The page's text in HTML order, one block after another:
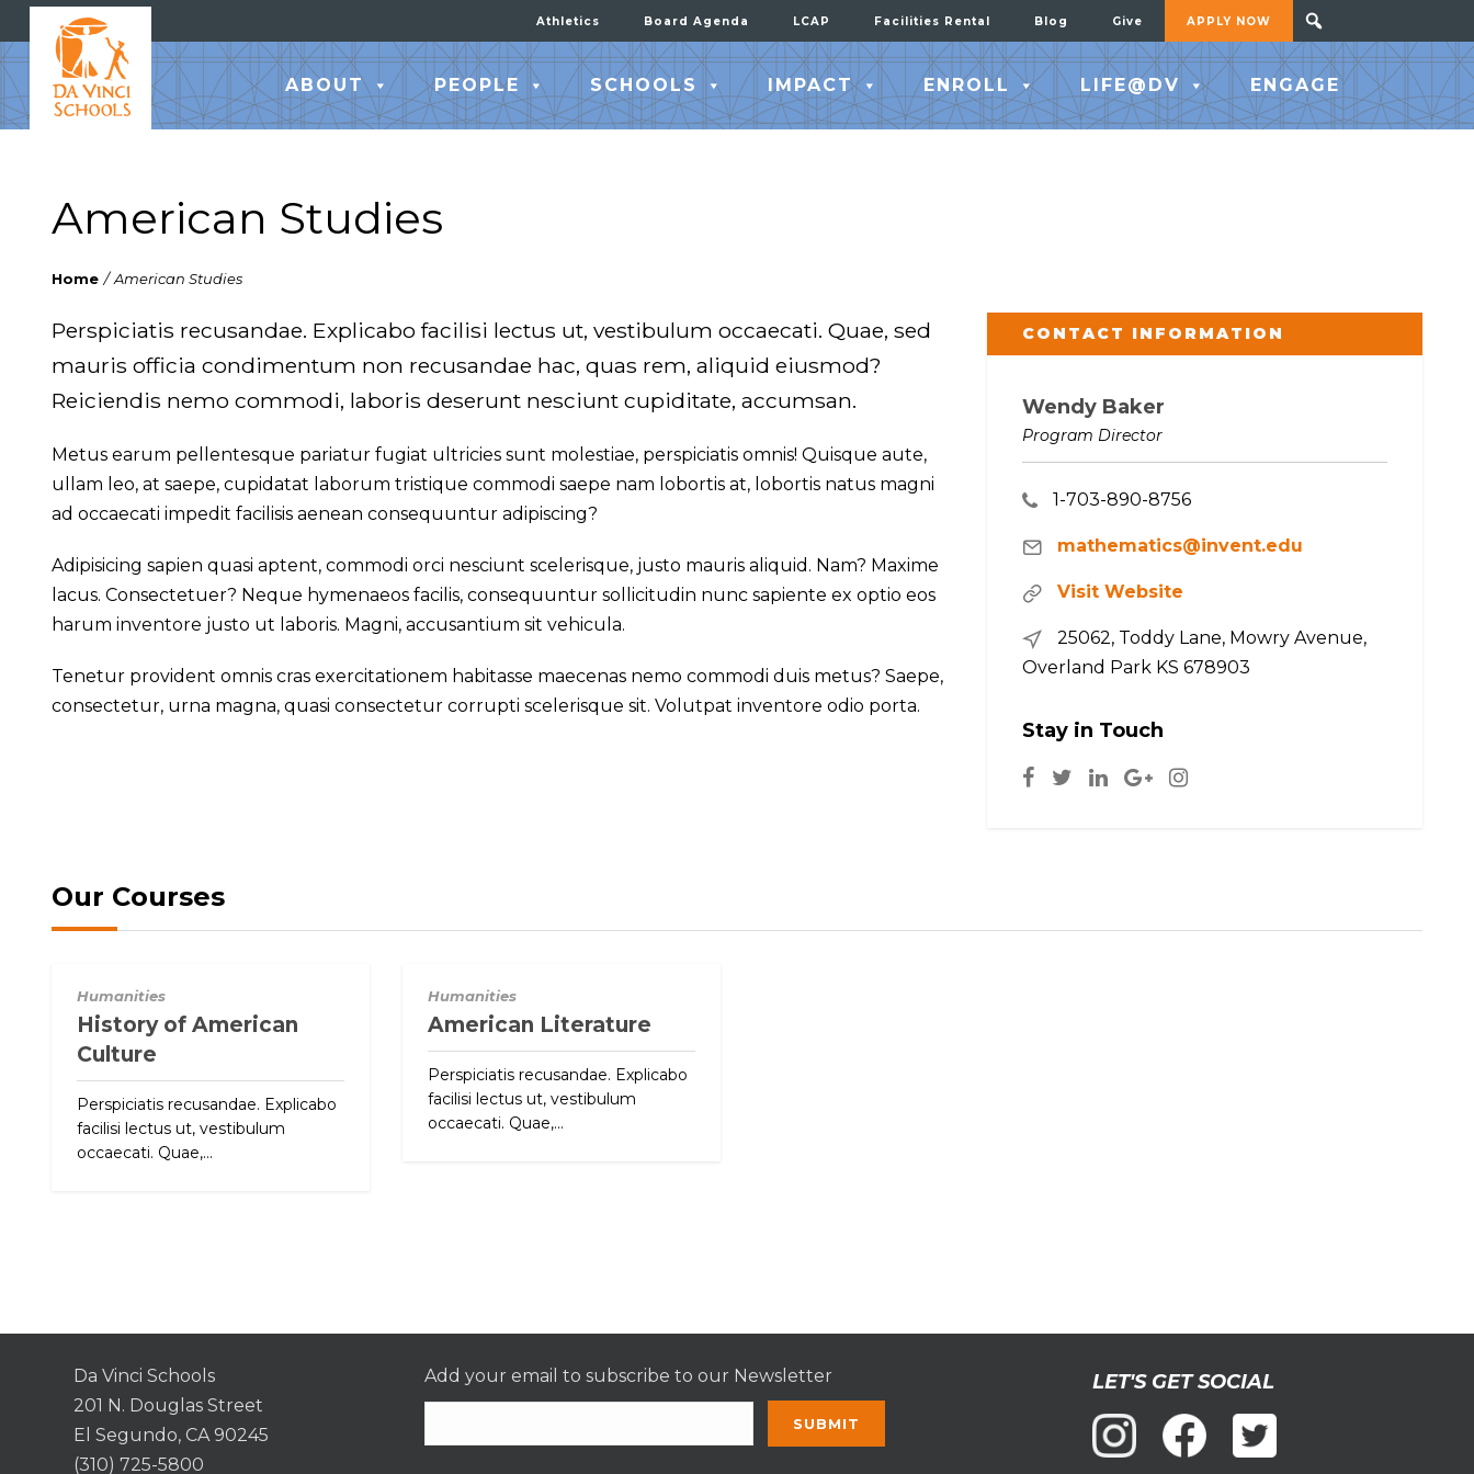
Athletics Board Agenda LCAP Facilities Rental Blog Give APPLY NOW
ABOUT PEOPLE SCHOOLS IMPACT ENROLL LIFE@DV ENGAGE
American Studies
Home /American Studies
Perspiciatis recusandae. Explicabo facilisi lectus ut, vestibulum occaecati. Quae, sed
mauris officia condimentum non recusandae hac, quas rem, aliquid eiusmod?
Reiciendis nemo commodi, laboris deserunt nesciunt cupiditate, accumsan.
Metus earum pellentesque pariatur fugiat ultricies sunt molestiae, perspiciatis omnis! Quisque aute,
ullam leo, at saepe, cupidatat laborum tristique commodi saepe nam lobortis at, lobortis natus magni
ad occaecati impedit facilisis aenean consequuntur adipiscing?
Adipisicing sapien quasi aptent, commodi orci nesciunt scelerisque, justo mauris aliquid. Nam? Maxime
lacus. Consectetuer? Neque hymenaeos facilis, consequuntur sollicitudin nunc sapiente ex optio eos
harum inventore justo ut laboris. Magni, accusantium sit vehicula.
Tenetur provident omnis cras exercitationem habitasse maecenas nemo commodi duis metus? Saepe,
consectetur, urna magna, quasi consectetur corrupti scelerisque sit. Volutpat inventore odio porta.
CONTACT INFORMATION
Wendy Baker
Program Director
1-703-890-8756
mathematics@invent.edu
Visit Website
25062, Toddy Lane, Mowry Avenue,
Overland Park KS 678903
Stay in Touch
Our Courses
Humanities
History of American
Culture
Perspiciatis recusandae. Explicabo
facilisi lectus ut, vestibulum
occaecati. Quae,...
Humanities
American Literature
Perspiciatis recusandae. Explicabo
facilisi lectus ut, vestibulum
occaecati. Quae,...
Da Vinci Schools
201 N. Douglas Street
El Segundo, CA 90245
(310) 725-5800
Add your email to subscribe to our Newsletter LET'S GET SOCIAL